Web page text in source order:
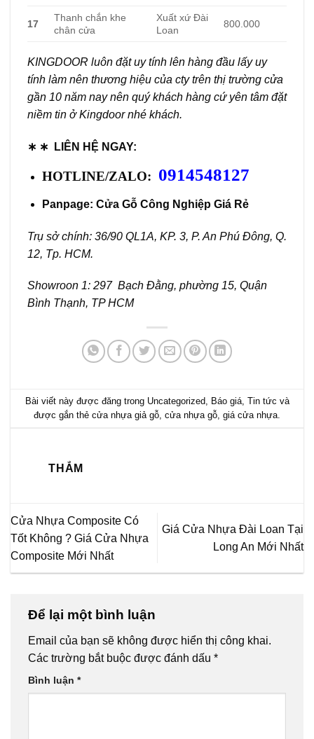
17
Thanh chắn khe
chân cửa
Xuất xứ Đài
Loan
800.000
KINGDOOR luôn đặt uy tính lên hàng đầu lấy uy
tính làm nên thương hiệu của cty trên thị trường cửa
gần 10 năm nay nên quý khách hàng cứ yên tâm đặt
niềm tin ở Kingdoor nhé khách.
∗ ∗ LIÊN HỆ NGAY:
HOTLINE/ZALO: 0914548127
Panpage: Cửa Gỗ Công Nghiệp Giá Rẻ
Trụ sở chính: 36/90 QL1A, KP. 3, P. An Phú Đông, Q.
12, Tp. HCM.
Showroon 1: 297 Bạch Đằng, phường 15, Quận
Bình Thạnh, TP HCM
Bài viết này được đăng trong Uncategorized Báo giá, Tin tức và
được gắn thẻ cửa nhựa giả gỗ cửa nhựa gỗ giá cửa nhựa
THẮM
Cửa Nhựa Composite Có
Tốt Không ? Giá Cửa Nhựa
Composite Mới Nhất
Giá Cửa Nhựa Đài Loan Tại
Long An Mới Nhất
Để lại một bình luận
Email của bạn sẽ không được hiển thị công khai.
Các trường bắt buộc được đánh dấu *
Bình luận *